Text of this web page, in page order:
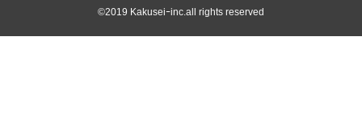
©2019 Kakuseiｰinc.all rights reserved